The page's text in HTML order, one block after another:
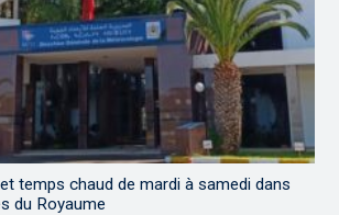
temps chaud de mardi à samedi dans
du Royaume